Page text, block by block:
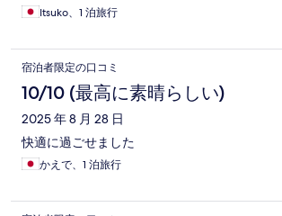
Itsuko、1 泊旅行
宿泊者限定の口コミ
10/10 (最高に素晴らしい)
2025 年 8 月 28 日
快適に過ごせました
かえで、1 泊旅行